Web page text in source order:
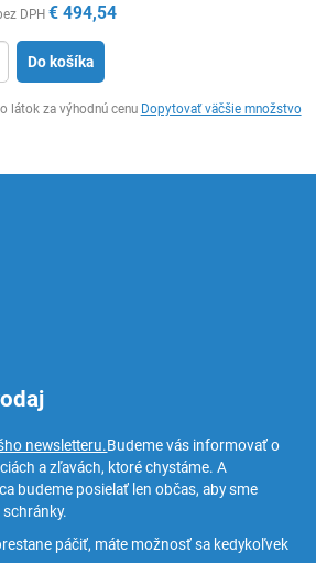
DPH € 494,54
Do košíka
látok za výhodnú cenu Dopytovať väčšie množstvo
newsletteru.Budeme vás informovať o
a zľavách, ktoré chystáme. A
budeme posielať len občas, aby sme
páčiť, máte možnosť sa kedykoľvek